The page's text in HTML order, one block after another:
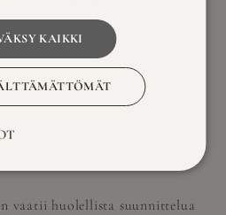
ja ystävällinen henkilökunta
Savutuvan Apajalla
ja se takaa, että kaikki sujuu
voivat keskittyä
vaatii huolellista suunnittelua
KAIKKI